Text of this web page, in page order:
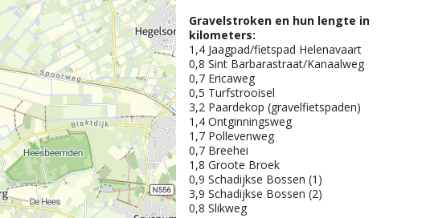
Gravelstroken en hun lengte in
kilometers:
1,4 Jaagpad/fietspad Helenavaart
0,8 Sint Barbarastraat/Kanaalweg
0,7 Ericaweg
0,5 Turfstrooisel
3,2 Paardekop (gravelfietspaden)
1,4 Ontginningsweg
1,7 Pollevenweg
0,7 Breehei
1,8 Groote Broek
0,9 Schadijkse Bossen (1)
3,9 Schadijkse Bossen (2)
0,8 Slikweg